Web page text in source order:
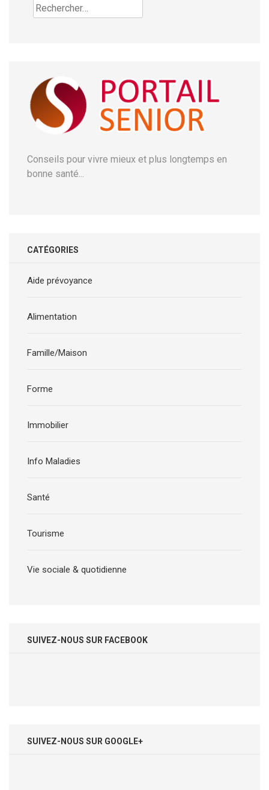
Rechercher :
Conseils pour vivre mieux et plus longtemps en
bonne santé...
CATÉGORIES
Aide prévoyance
Alimentation
Famille/Maison
Forme
Immobilier
Info Maladies
Santé
Tourisme
Vie sociale & quotidienne
SUIVEZ-NOUS SUR FACEBOOK
SUIVEZ-NOUS SUR GOOGLE+